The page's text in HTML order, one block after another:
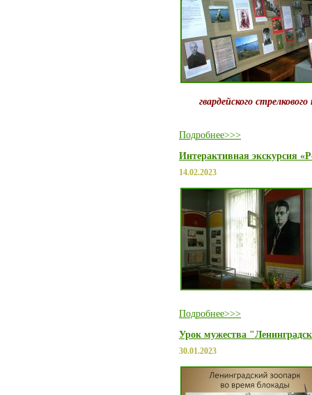
гвардейского стрелкового
Подробнее>>>
Интерактивная экскурсия
14.02.2023
Подробнее>>>
Урок мужества
30.01.2023